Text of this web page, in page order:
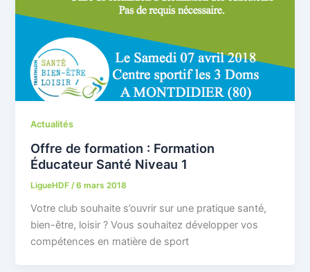
Actualités
Offre de formation : Formation
Éducateur Santé Niveau 1
LigueHDF/6 mars 2018
Votre club souhaite s’ouvrir sur une pratique santé,
bien-être, loisir ? Vous souhaitez développer vos
compétences en matière de sport